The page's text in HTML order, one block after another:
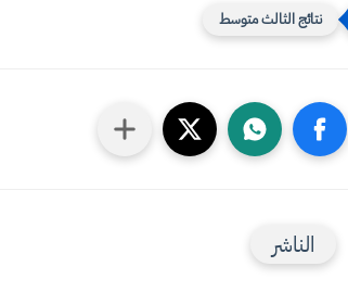
نتائج الثالث متوسط
الناشر